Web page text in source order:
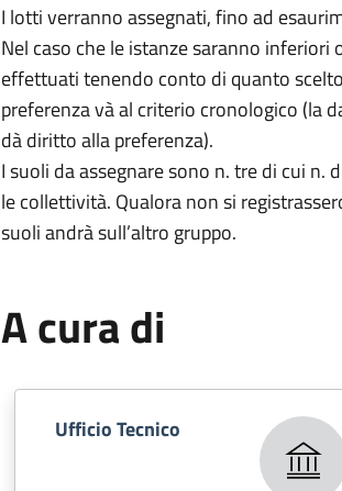
I lotti verranno assegnati, fino ad
Nel caso che le istanze saranno
effettuati tenendo conto di quanto
preferenza và al criterio cronologico (la
dà diritto alla preferenza).
I suoli da assegnare sono n. tre di cui n.
le collettività. Qualora non si
suoli andrà sull’altro gruppo.
A cura di
Ufficio Tecnico